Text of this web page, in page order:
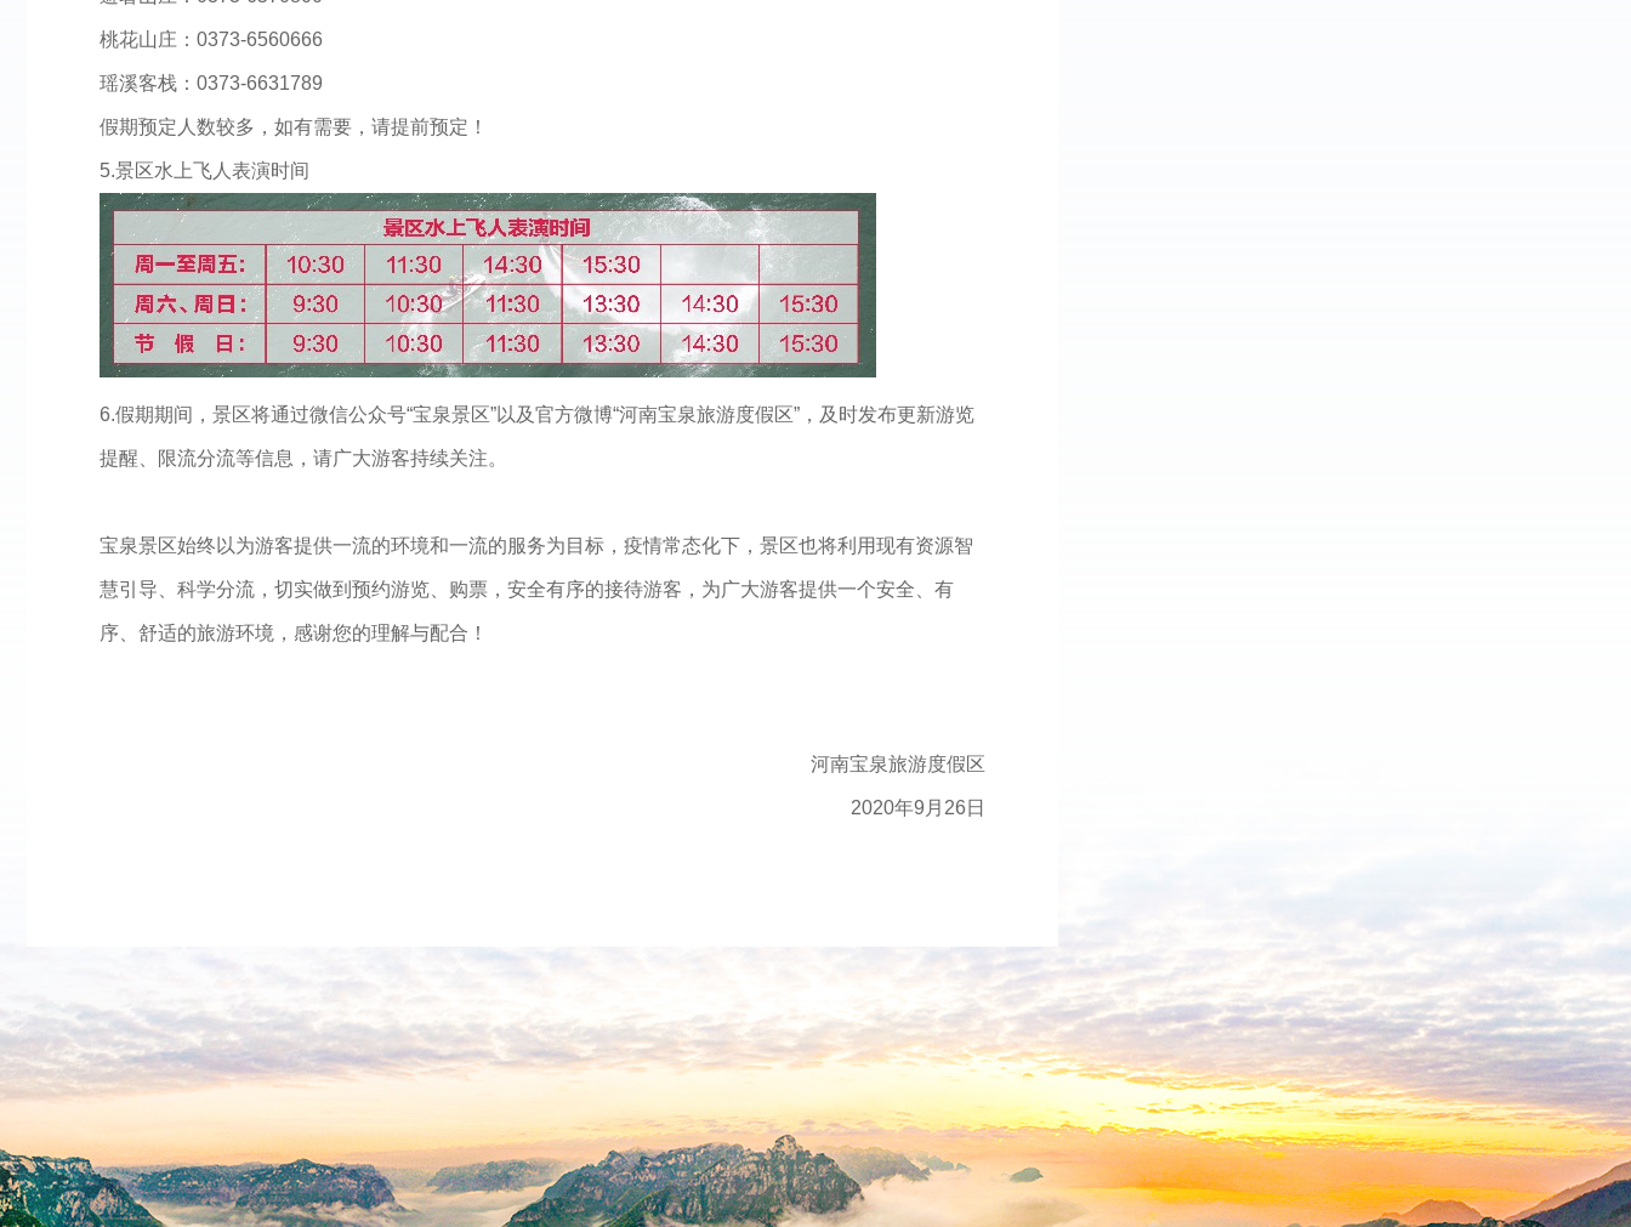
桃花山庄：0373-6560666
瑶溪客栈：0373-6631789
假期预定人数较多，如有需要，请提前预定！
5.景区水上飞人表演时间
6.假期期间，景区将通过微信公众号“宝泉景区”以及官方微博“河南宝泉旅游度假区”，及时发布更新游览
提醒、限流分流等信息，请广大游客持续关注。
宝泉景区始终以为游客提供一流的环境和一流的服务为目标，疫情常态化下，景区也将利用现有资源智
慧引导、科学分流，切实做到预约游览、购票，安全有序的接待游客，为广大游客提供一个安全、有
序、舒适的旅游环境，感谢您的理解与配合！
河南宝泉旅游度假区
2020年9月26日